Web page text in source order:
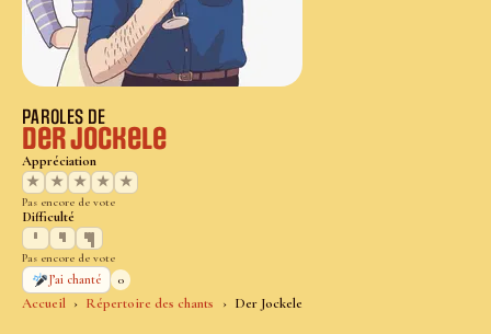
Accueil Répertoire des chants Der Jockele
PAROLES DE
Der Jockele
Appréciation
★
★ ★ ★ ★
Pas encore de vote
Difficulté
Pas encore de vote
J’ai chanté
0